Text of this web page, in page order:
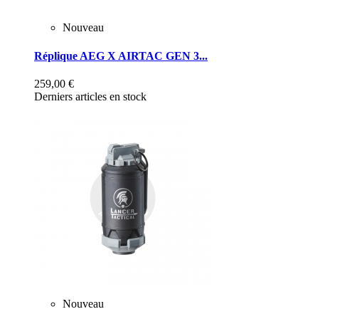
Nouveau
Réplique AEG X AIRTAC GEN 3...
259,00 €
Derniers articles en stock
Nouveau